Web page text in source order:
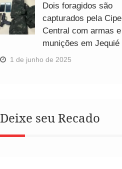
Dois foragidos são
capturados pela Cipe
Central com armas e
munições em Jequié
1 de junho de 2025
Deixe seu Recado